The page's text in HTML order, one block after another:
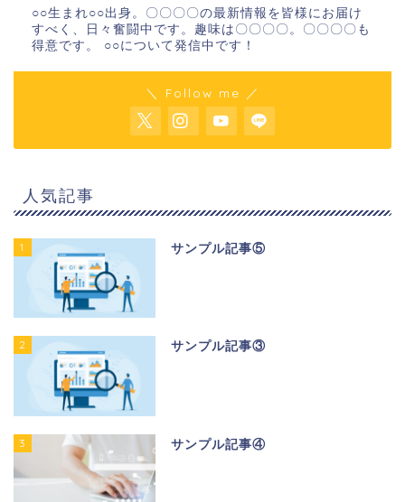
○○生まれ○○出身。〇〇〇〇の最新情報を皆様にお届け
すべく、日々奮闘中です。趣味は〇〇〇〇。〇〇〇〇も
得意です。 ○○について発信中です！
＼ Follow me ／
人気記事
1 サンプル記事⑤
2 サンプル記事③
3 サンプル記事④